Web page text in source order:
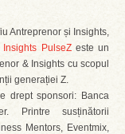
Antreprenor și Insights,
Insights PulseZeste un
& Insights cu scopul
generației Z.
drept sponsori: Banca
Printre susținătorii
Mentors, Eventmix,